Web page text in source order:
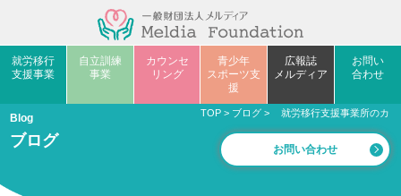
就労移行
支援事業
自立訓練
事業
カウンセ
リング
青少年
スポーツ支
援
広報誌
メルディア
お問い
合わせ
Blog
ブログ
TOP > ブログ > 就労移行支援事業所のカ
お問い合わせ